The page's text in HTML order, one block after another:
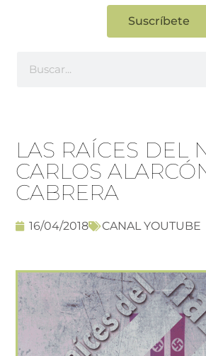
Suscríbete
LAS RAÍCES DEL
CARLOS
CABRERA
16/04/2018 CANAL YOUTUBE